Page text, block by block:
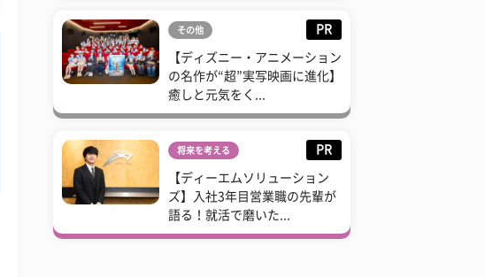
その他 PR
【ディズニー・アニメーション
の名作が“超”実写映画に進化】
癒しと元気をく...
将来を考える PR
【ディーエムソリューション
ズ】入社3年目営業職の先輩が
語る！就活で磨いた...